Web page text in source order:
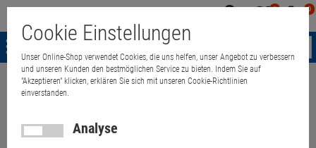
0 0
Menü
Weiter einkaufen
Cookie Einstellungen
Unser Online-Shop verwendet Cookies, die uns helfen, unser Angebot zu verbessern
und unseren Kunden den bestmöglichen Service zu bieten. Indem Sie auf
"Akzeptieren" klicken, erklären Sie sich mit unseren Cookie-Richtlinien
einverstanden.
Analyse